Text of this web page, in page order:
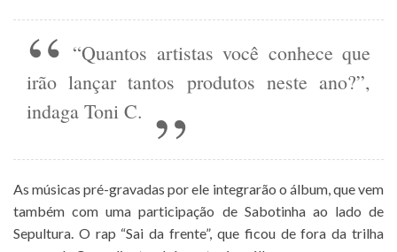
“Quantos artistas você conhece que
irão lançar tantos produtos neste ano?”,
indaga Toni C.
As músicas pré-gravadas por ele integrarão o álbum, que vem
também com uma participação de Sabotinha ao lado de
Sepultura. O rap “Sai da frente”, que ficou de fora da trilha